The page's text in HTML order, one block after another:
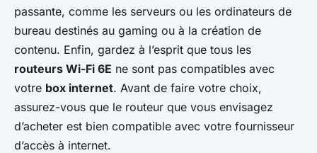
passante, comme les serveurs ou les ordinateurs de
bureau destinés au gaming ou à la création de
contenu. Enfin, gardez à l’esprit que tous les
routeurs Wi-Fi 6E ne sont pas compatibles avec
votre box internet. Avant de faire votre choix,
assurez-vous que le routeur que vous envisagez
d’acheter est bien compatible avec votre fournisseur
d’accès à internet.